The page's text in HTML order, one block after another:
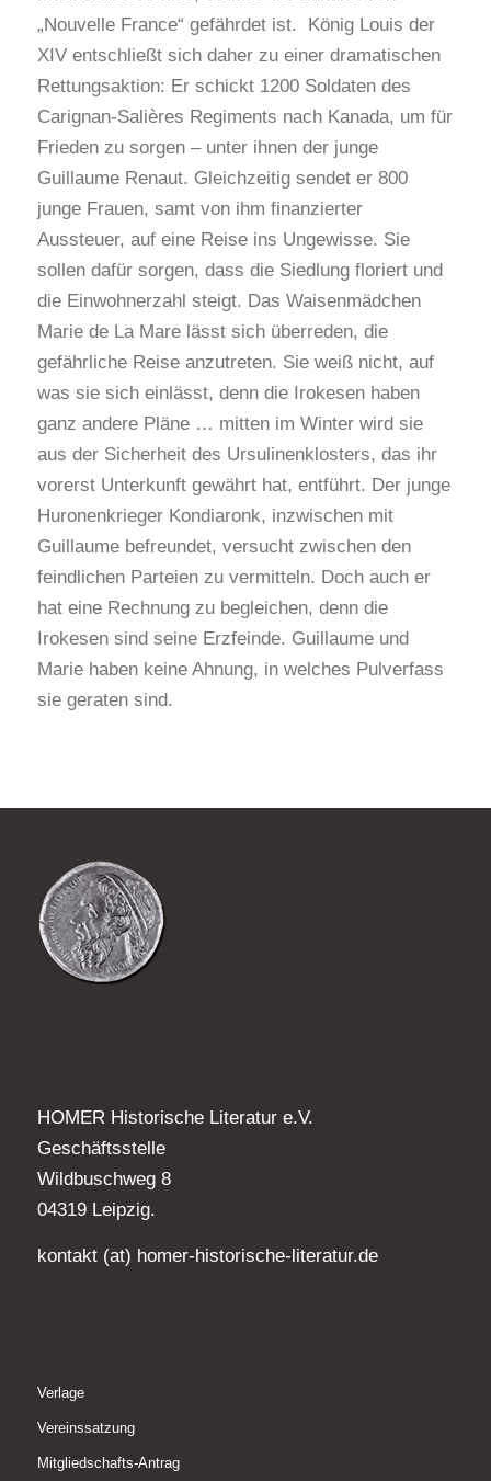
„Nouvelle France“ gefährdet ist. König Louis der
XIV entschließt sich daher zu einer dramatischen
Rettungsaktion: Er schickt 1200 Soldaten des
Carignan-Salières Regiments nach Kanada, um für
Frieden zu sorgen – unter ihnen der junge
Guillaume Renaut. Gleichzeitig sendet er 800
junge Frauen, samt von ihm finanzierter
Aussteuer, auf eine Reise ins Ungewisse. Sie
sollen dafür sorgen, dass die Siedlung floriert und
die Einwohnerzahl steigt. Das Waisenmädchen
Marie de La Mare lässt sich überreden, die
gefährliche Reise anzutreten. Sie weiß nicht, auf
was sie sich einlässt, denn die Irokesen haben
ganz andere Pläne … mitten im Winter wird sie
aus der Sicherheit des Ursulinenklosters, das ihr
vorerst Unterkunft gewährt hat, entführt. Der junge
Huronenkrieger Kondiaronk, inzwischen mit
Guillaume befreundet, versucht zwischen den
feindlichen Parteien zu vermitteln. Doch auch er
hat eine Rechnung zu begleichen, denn die
Irokesen sind seine Erzfeinde. Guillaume und
Marie haben keine Ahnung, in welches Pulverfass
sie geraten sind.
HOMER Historische Literatur e.V.
Geschäftsstelle
Wildbuschweg 8
04319 Leipzig.
kontakt (at) homer-historische-literatur.de
Verlage
Vereinssatzung
Mitgliedschafts-Antrag